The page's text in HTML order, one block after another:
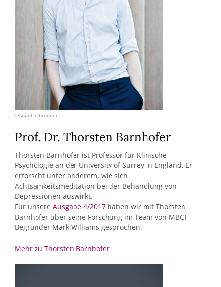
©Anja Limbrunner
Prof. Dr. Thorsten Barnhofer
Thorsten Barnhofer ist Professor für Klinische
Psychologie an der University of Surrey in England. Er
erforscht unter anderem, wie sich
Achtsamkeitsmeditation bei der Behandlung von
Depressionen auswirkt.
Für unsere Ausgabe 4/2017 haben wir mit Thorsten
Barnhofer über seine Forschung im Team von MBCT-
Begründer Mark Williams gesprochen.
Mehr zu Thorsten Barnhofer